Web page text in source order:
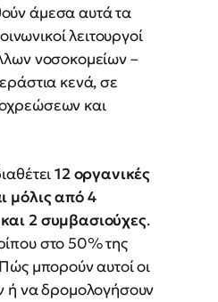
άμεσα αυτά τα
λειτουργοί
νοσοκομείων –
κενά, σε
και
12 οργανικές
μόλις από 4
2 συμβασιούχες.
στο 50% της
μπορούν αυτοί οι
ή να δρομολογήσουν